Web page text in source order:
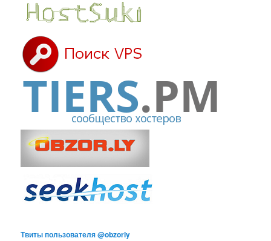
Твиты пользователя @obzorly